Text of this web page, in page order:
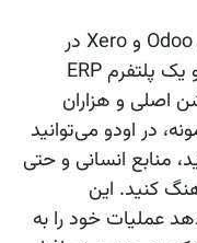
یکی از برجسته‌ترین تفاوت‌های میان Odoo و Xero در
گستردگی ویژگی‌ها نهفته است. اودوو یک پلتفرم ERP
بیش از ۳۰ اپلیکیشن اصلی و هزاران
در اودو می‌توانید
منابع انسانی و حتی
کنید. این
عملیات خود را به